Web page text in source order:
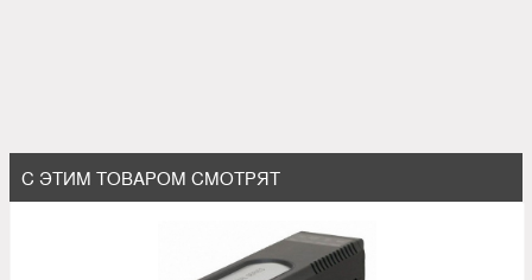
С ЭТИМ ТОВАРОМ СМОТРЯТ